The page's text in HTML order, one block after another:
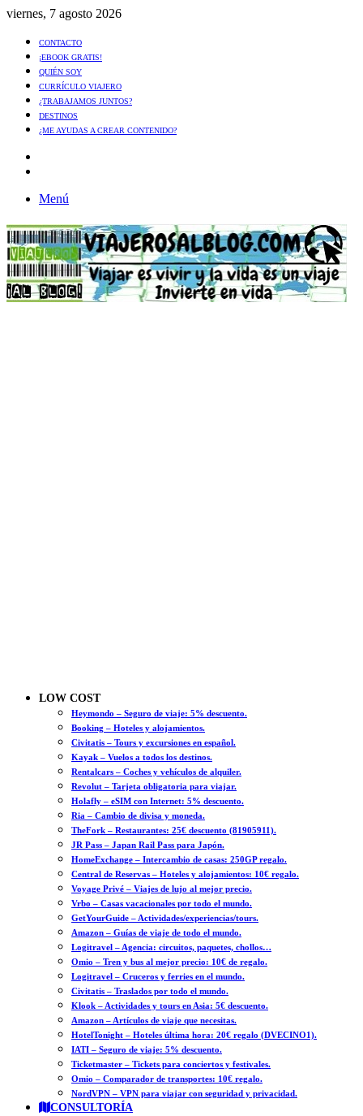
viernes, 7 agosto 2026
CONTACTO
¡EBOOK GRATIS!
QUIÉN SOY
CURRÍCULO VIAJERO
¿TRABAJAMOS JUNTOS?
DESTINOS
¿ME AYUDAS A CREAR CONTENIDO?
Menú
LOW COST
Heymondo – Seguro de viaje: 5% descuento.
Booking – Hoteles y alojamientos.
Civitatis – Tours y excursiones en español.
Kayak – Vuelos a todos los destinos.
Rentalcars – Coches y vehículos de alquiler.
Revolut – Tarjeta obligatoria para viajar.
Holafly – eSIM con Internet: 5% descuento.
Ria – Cambio de divisa y moneda.
TheFork – Restaurantes: 25€ descuento (81905911).
JR Pass – Japan Rail Pass para Japón.
HomeExchange – Intercambio de casas: 250GP regalo.
Central de Reservas – Hoteles y alojamientos: 10€ regalo.
Voyage Privé – Viajes de lujo al mejor precio.
Vrbo – Casas vacacionales por todo el mundo.
GetYourGuide – Actividades/experiencias/tours.
Amazon – Guías de viaje de todo el mundo.
Logitravel – Agencia: circuitos, paquetes, chollos…
Omio – Tren y bus al mejor precio: 10€ de regalo.
Logitravel – Cruceros y ferries en el mundo.
Civitatis – Traslados por todo el mundo.
Klook – Actividades y tours en Asia: 5€ descuento.
Amazon – Artículos de viaje que necesitas.
HotelTonight – Hoteles última hora: 20€ regalo (DVECINO1).
IATI – Seguro de viaje: 5% descuento.
Ticketmaster – Tickets para conciertos y festivales.
Omio – Comparador de transportes: 10€ regalo.
NordVPN – VPN para viajar con seguridad y privacidad.
CONSULTORÍA